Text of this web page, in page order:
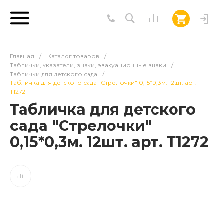
Главная / Каталог товаров
/
Таблички, указатели, знаки, эвакуационные знаки
/
Таблички для детского сада
/
Табличка для детского сада "Стрелочки" 0,15*0,3м. 12шт. арт.
Т1272
Табличка для детского
сада "Стрелочки"
0,15*0,3м. 12шт. арт. Т1272